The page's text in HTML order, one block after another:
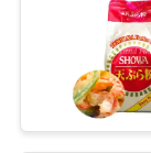
SITO